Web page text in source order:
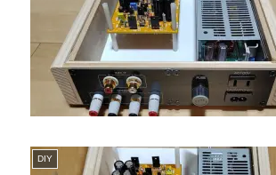
DIY